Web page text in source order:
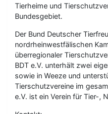
Tierheime und
Bundesgebiet.
Der Bund Deutscher
nordrheinwestfälischen
überregionaler
BDT e.V. unterhält zwei
sowie in Weeze und
Tierschutzvereine im
e.V. ist ein Verein für Tier-,